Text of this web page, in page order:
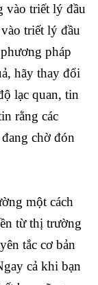
vào triết lý đầu
triết lý đầu
pháp
hãy thay đổi
lạc quan, tin
rằng các
chờ đón
một cách
từ thị trường
tắc cơ bản
cả khi bạn